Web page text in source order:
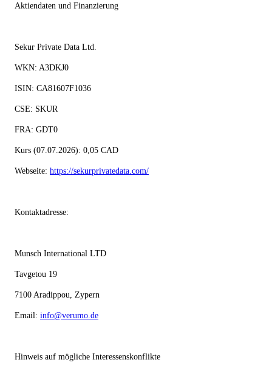
Aktiendaten und Finanzierung
Sekur Private Data Ltd.
WKN: A3DKJ0
ISIN: CA81607F1036
CSE: SKUR
FRA: GDT0
Kurs (07.07.2026): 0,05 CAD
Webseite: https://sekurprivatedata.com/
Kontaktadresse:
Munsch International LTD
Tavgetou 19
7100 Aradippou, Zypern
Email: info@verumo.de
Hinweis auf mögliche Interessenskonflikte